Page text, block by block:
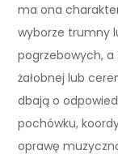
ma ona
wyborze trumny
pogrzebowych, a
żałobnej lub
dbają o
pochówku,
oprawę